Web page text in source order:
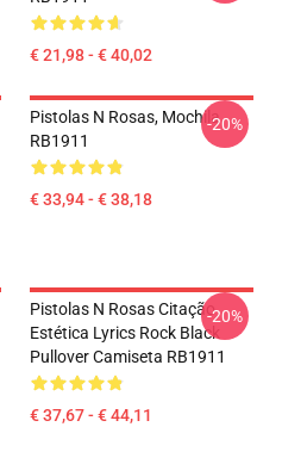
€ 21,98 - € 40,02
Pistolas N Rosas, Mochila
RB1911
€ 33,94 - € 38,18
-20%
Pistolas N Rosas Citação
Estética Lyrics Rock Black
Pullover Camiseta RB1911
€ 37,67 - € 44,11
-20%